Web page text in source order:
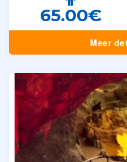
65.00€
Meer